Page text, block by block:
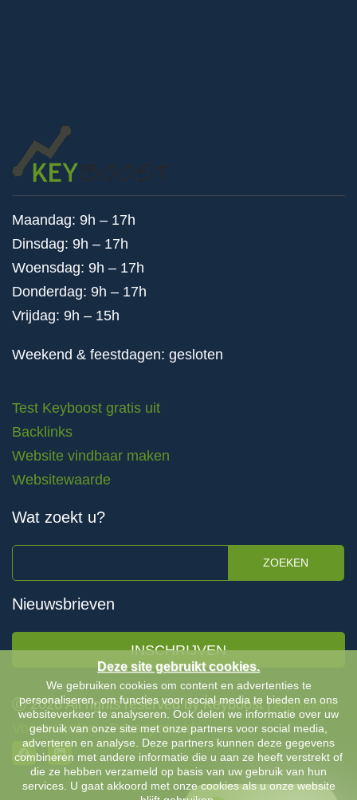
Maandag: 9h – 17h
Dinsdag: 9h – 17h
Woensdag: 9h – 17h
Donderdag: 9h – 17h
Vrijdag: 9h – 15h
Weekend & feestdagen: gesloten
Test Keyboost gratis uit
Backlinks
Website vindbaar maken
Websitewaarde
Wat zoekt u?
ZOEKEN
Nieuwsbrieven
INSCHRIJVEN
Ⓒ 2026 All rights reserved by Keyboost |Algemene
Voorwaarden-Privacybeleid
Deze site gebruikt cookies.
We gebruiken cookies om content en advertenties te
personaliseren, om functies voor social media te bieden en ons
websiteverkeer te analyseren. Ook delen we informatie over uw
gebruik van onze site met onze partners voor social media,
adverteren en analyse. Deze partners kunnen deze gegevens
combineren met andere informatie die u aan ze heeft verstrekt of
die ze hebben verzameld op basis van uw gebruik van hun
services. U gaat akkoord met onze cookies als u onze website